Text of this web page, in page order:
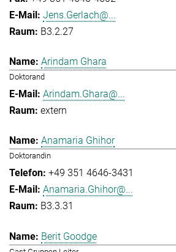
Jens.Gerlach@...
B3.2.27
Arindam Ghara
Doktorand
Arindam.Ghara@...
extern
Anamaria Ghihor
Doktorandin
+49 351 4646-3431
Anamaria.Ghihor@...
B3.3.31
Berit Goodge